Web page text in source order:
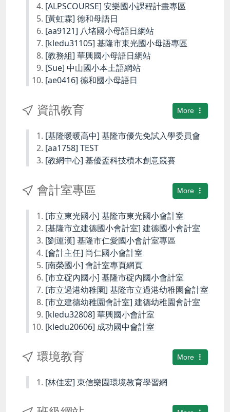
[ALPSCOURSE] 安樂國小課程計畫專區
[黃虹霖] 德和母語日
[aa9121] 八堵國小母語日網站
[kledu31105] 基隆市東光國小母語專區
[教務組] 華興國小母語日網站
[Sue] 中山國小本土語網站
[ae0416] 德和國小母語日
More
資訊教育
[基隆暖暖高中] 基隆市優先免試入學委員會
[aa1758] TEST
[教網中心] 基優盃科技積木創意競賽
More
會計室專區
[市立東光國小] 基隆市東光國小會計室
[基隆市立建德國小會計室] 建德國小會計室
[劉運漢] 基隆市仁愛國小會計室專區
[會計主任] 尚仁國小會計室
[南榮國小] 會計室專頁網頁
[市立碇內國小] 基隆市碇內國小會計室
[市立過港幼稚園] 基隆市立過港幼稚園會計室
[市立建德幼稚園會計室] 建德幼稚園會計室
[kledu32808] 華興國小會計室
[kledu20606] 成功國中會計室
More
環境教育
[林佳宏] 東信樂園環境教育學習網